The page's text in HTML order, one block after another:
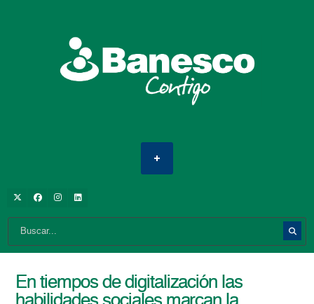
En tiempos de digitalización las